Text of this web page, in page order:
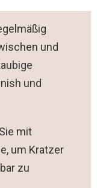
und
und
mit
um Kratzer
zu